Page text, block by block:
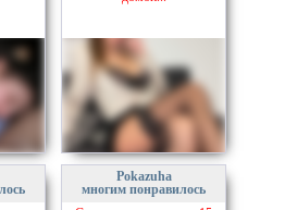
Pokazuha
многим понравилось